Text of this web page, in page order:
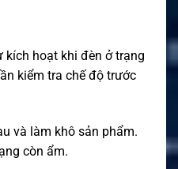
kích hoạt khi đèn ở trạng
kiểm tra chế độ trước
và làm khô sản phẩm.
còn ẩm.